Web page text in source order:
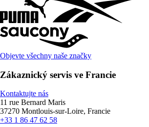
Objevte všechny naše značky
Zákaznický servis ve Francie
Kontaktujte nás
11 rue Bernard Maris
37270 Montlouis-sur-Loire, Francie
+33 1 86 47 62 58